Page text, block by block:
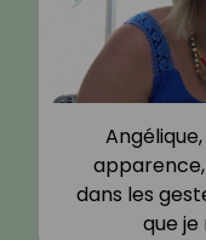
dans les
que je